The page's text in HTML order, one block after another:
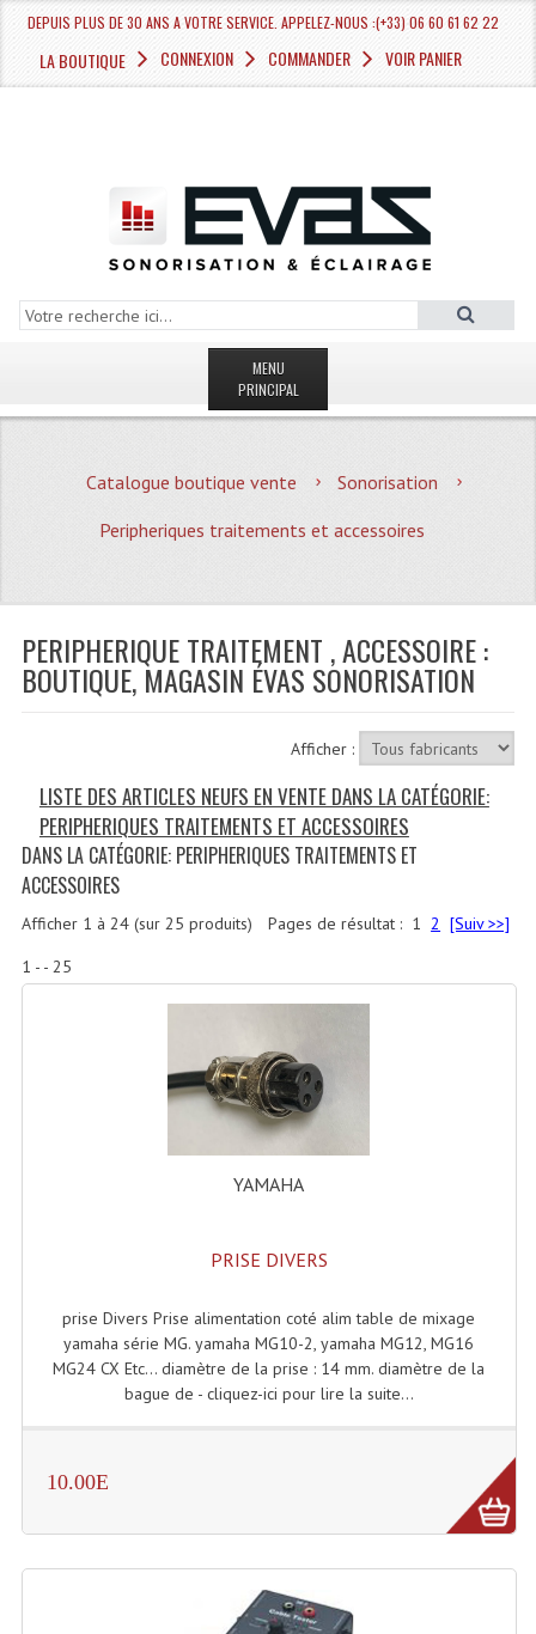
DEPUIS PLUS DE 30 ANS A VOTRE SERVICE. APPELEZ-NOUS :(+33) 06 60 61 62 22
LA BOUTIQUE CONNEXION COMMANDER VOIR PANIER
MENU
PRINCIPAL
MAGASIN
Quoi De Neuf?
Plan Acces, Horaires.
Location De Matériel
Recevoir Nos Promotions
CATÉGORIES
Sonorisation
Accessoires Enceintes
Accessoires Micro, Pieds De Régie
Cellule (s)
Selecteurs Audio Vidéo
Amplificateurs
Egaliseur Egaliseurs
Enceintes Et Caissons Basses
Catalogue boutique vente
Sonorisation
Peripheriques traitements et accessoires
PERIPHERIQUE TRAITEMENT , ACCESSOIRE :
BOUTIQUE, MAGASIN ÉVAS SONORISATION
Afficher :
LISTE DES ARTICLES NEUFS EN VENTE DANS LA CATÉGORIE:
PERIPHERIQUES TRAITEMENTS ET ACCESSOIRES
DANS LA CATÉGORIE: PERIPHERIQUES TRAITEMENTS ET
ACCESSOIRES
Pages de résultat : 1 2 [Suiv >>]
Afficher 1 à 24(sur 25 produits)
1 - - 25
YAMAHA
PRISE DIVERS
prise Divers Prise alimentation coté alim table de mixage
yamaha série MG. yamaha MG10-2, yamaha MG12, MG16
MG24 CX Etc... diamètre de la prise : 14 mm. diamètre de la
bague de - cliquez-ici pour lire la suite...
10.00E